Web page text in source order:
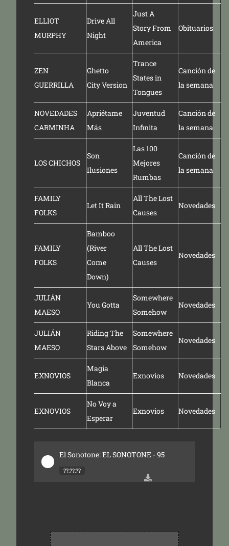
ELLIOT
MURPHY
Drive All
Night
Just A
Story From
America
Obituarios
ZEN
GUERRILLA
Ghetto
City Version
Trance
States in
Tongues
Canción de
la semana
NOVEDADES
CARMINHA
Apriétame
Más
Juventud
Infinita
Canción de
la semana
LOS CHICHOS
Son
Ilusiones
Las 100
Mejores
Rumbas
Canción de
la semana
FAMILY
FOLKS
Let It Rain
All The Lost
Causes
Novedades
FAMILY
FOLKS
Bamboo
(River
Come
Down)
All The Lost
Causes
Novedades
JULIÁN
MAESO
You Gotta
Somewhere
Somehow
Novedades
JULIÁN
MAESO
Riding The
Stars Above
Somewhere
Somehow
Novedades
EXNOVIOS
Magia
Blanca
Exnovios Novedades
EXNOVIOS
No Voy a
Esperar
Exnovios Novedades
El Sonotone: EL SONOTONE - 95
??:??:??